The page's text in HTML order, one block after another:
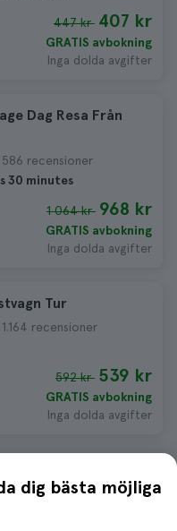
447 kr 407 kr
GRATIS avbokning
Inga dolda avgifter
Dag Resa Från
586 recensioner
30 minutes
1 064 kr 968 kr
GRATIS avbokning
Inga dolda avgifter
Tur
1.164 recensioner
592 kr 539 kr
GRATIS avbokning
Inga dolda avgifter
i mars
dig bästa möjliga